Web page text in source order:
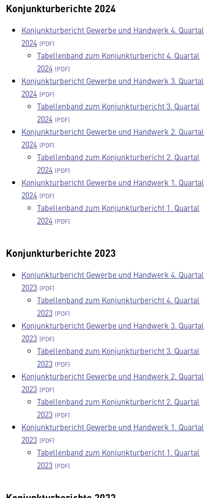
Konjunkturberichte 2024
Konjunkturbericht Gewerbe und Handwerk 4. Quartal
2024
Tabellenband zum Konjunkturbericht 4. Quartal
2024
Konjunkturbericht Gewerbe und Handwerk 3. Quartal
2024
Tabellenband zum Konjunkturbericht 3. Quartal
2024
Konjunkturbericht Gewerbe und Handwerk 2. Quartal
2024
Tabellenband zum Konjunkturbericht 2. Quartal
2024
Konjunkturbericht Gewerbe und Handwerk 1. Quartal
2024
Tabellenband zum Konjunkturbericht 1. Quartal
2024
Konjunkturberichte 2023
Konjunkturbericht Gewerbe und Handwerk 4. Quartal
2023
Tabellenband zum Konjunkturbericht 4. Quartal
2023
Konjunkturbericht Gewerbe und Handwerk 3. Quartal
2023
Tabellenband zum Konjunkturbericht 3. Quartal
2023
Konjunkturbericht Gewerbe und Handwerk 2. Quartal
2023
Tabellenband zum Konjunkturbericht 2. Quartal
2023
Konjunkturbericht Gewerbe und Handwerk 1. Quartal
2023
Tabellenband zum Konjunkturbericht 1. Quartal
2023